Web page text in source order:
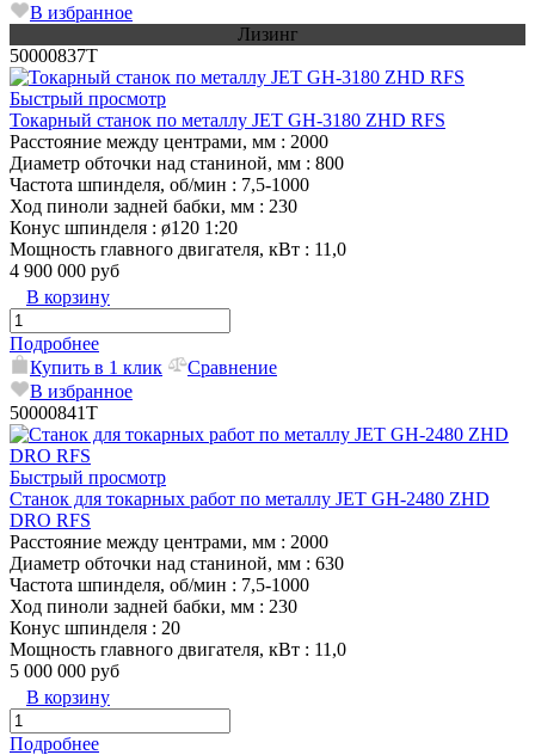
В избранное
Лизинг
50000837T
Быстрый просмотр
Токарный станок по металлу JET GH-3180 ZHD RFS
Расстояние между центрами, мм : 2000
Диаметр обточки над станиной, мм : 800
Частота шпинделя, об/мин : 7,5-1000
Ход пиноли задней бабки, мм : 230
Конус шпинделя : ø120 1:20
Мощность главного двигателя, кВт : 11,0
4 900 000 руб
В корзину
Подробнее
Купить в 1 клик
Сравнение
В избранное
50000841T
Быстрый просмотр
Станок для токарных работ по металлу JET GH-2480 ZHD
DRO RFS
Расстояние между центрами, мм : 2000
Диаметр обточки над станиной, мм : 630
Частота шпинделя, об/мин : 7,5-1000
Ход пиноли задней бабки, мм : 230
Конус шпинделя : 20
Мощность главного двигателя, кВт : 11,0
5 000 000 руб
В корзину
Подробнее